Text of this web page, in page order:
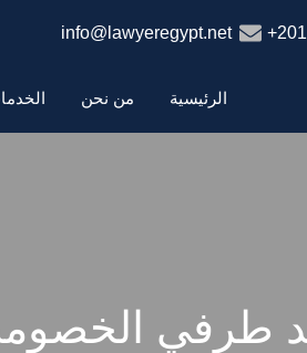
info@lawyeregypt.net
الرئيسية من نحن
طرفي